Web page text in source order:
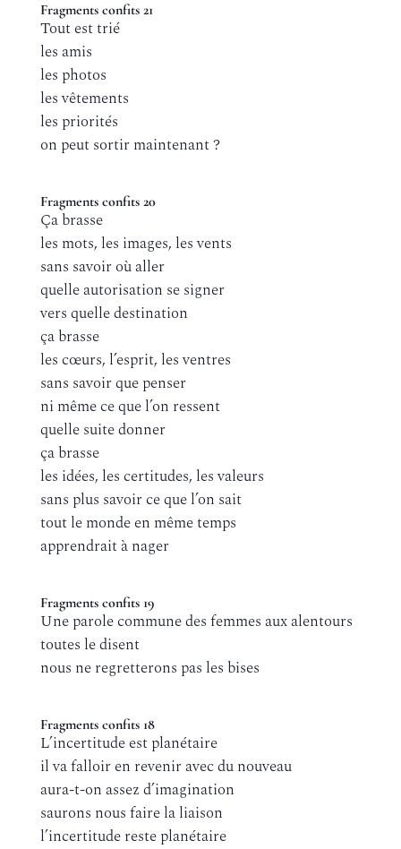
Fragments confits 21
Tout est trié
les amis
les photos
les vêtements
les priorités
on peut sortir maintenant ?
Fragments confits 20
Ça brasse
les mots, les images, les vents
sans savoir où aller
quelle autorisation se signer
vers quelle destination
ça brasse
les cœurs, l’esprit, les ventres
sans savoir que penser
ni même ce que l’on ressent
quelle suite donner
ça brasse
les idées, les certitudes, les valeurs
sans plus savoir ce que l’on sait
tout le monde en même temps
apprendrait à nager
Fragments confits 19
Une parole commune des femmes aux alentours
toutes le disent
nous ne regretterons pas les bises
Fragments confits 18
L’incertitude est planétaire
il va falloir en revenir avec du nouveau
aura-t-on assez d’imagination
saurons nous faire la liaison
l’incertitude reste planétaire